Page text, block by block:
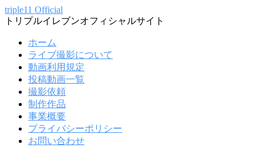
コ
ン
triple11 Official
トリプルイレブンオフィシャルサイト
ホーム
ライブ撮影について
動画利用規定
投稿動画一覧
撮影依頼
制作作品
事業概要
プライバシーポリシー
お問い合わせ